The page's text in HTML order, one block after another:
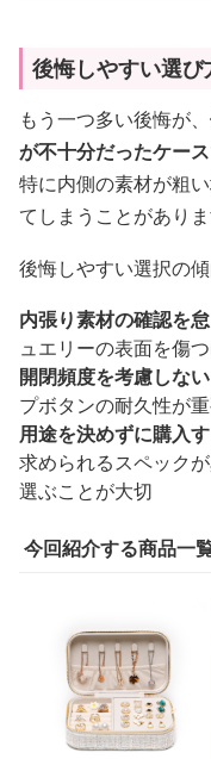
後悔しやすい選び
もう一つ多い後悔が、
が不十分だったケース
特に内側の素材が粗
てしまうことがありま
後悔しやすい選択の
内張り素材の確認を
ュエリーの表面を傷
開閉頻度を考慮しない
プボタンの耐久性が
用途を決めずに購入
求められるスペック
選ぶことが大切
今回紹介する商品一